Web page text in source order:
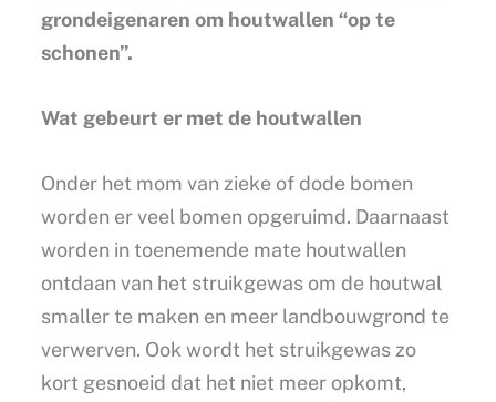
grondeigenaren om houtwallen “op te
schonen”.
Wat gebeurt er met de houtwallen
Onder het mom van zieke of dode bomen
worden er veel bomen opgeruimd. Daarnaast
worden in toenemende mate houtwallen
ontdaan van het struikgewas om de houtwal
smaller te maken en meer landbouwgrond te
verwerven. Ook wordt het struikgewas zo
kort gesnoeid dat het niet meer opkomt,